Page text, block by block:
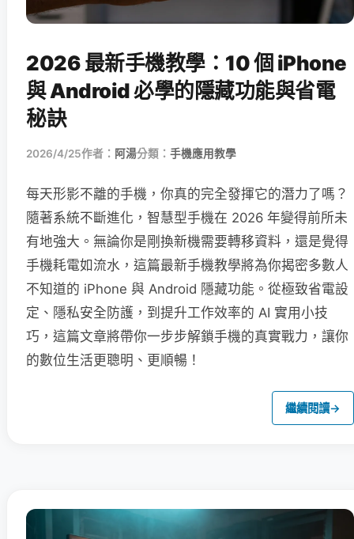
2026 最新手機教學：10 個 iPhone
與 Android 必學的隱藏功能與省電
秘訣
2026/4/25作者： 阿湯分類： 手機應用教學
每天形影不離的手機，你真的完全發揮它的潛力了嗎？
隨著系統不斷進化，智慧型手機在 2026 年變得前所未
有地強大。無論你是剛換新機需要轉移資料，還是覺得
手機耗電如流水，這篇最新手機教學將為你揭密多數人
不知道的 iPhone 與 Android 隱藏功能。從極致省電設
定、隱私安全防護，到提升工作效率的 AI 實用小技
巧，這篇文章將帶你一步步解鎖手機的真實戰力，讓你
的數位生活更聰明、更順暢！
繼續閱讀→